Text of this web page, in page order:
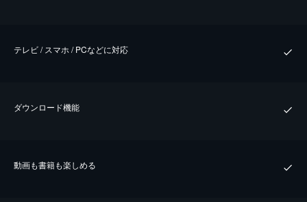
テレビ / スマホ / PCなどに対応
ダウンロード機能
動画も書籍も楽しめる